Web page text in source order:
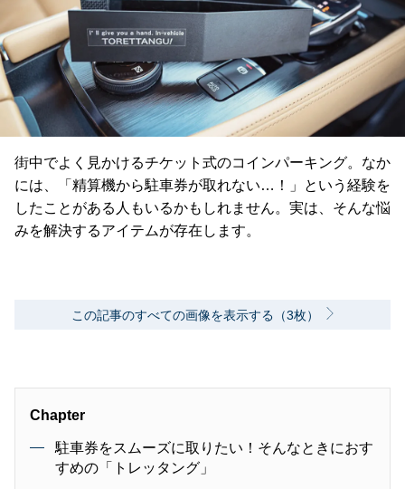
街中でよく見かけるチケット式のコインパーキング。なか
には、「精算機から駐車券が取れない…！」という経験を
したことがある人もいるかもしれません。実は、そんな悩
みを解決するアイテムが存在します。
この記事のすべての画像を表示する（3枚）
Chapter
駐車券をスムーズに取りたい！そんなときにおす
すめの「トレッタング」